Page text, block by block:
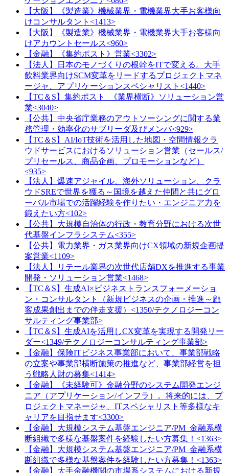
【大阪】《製造業》機械業界・電機業界大手お客様向
けコンサルタント<1413>
【大阪】《製造業》機械業界・電機業界大手お客様向
けアカウントセールス<960>
【金融】《集約ポスト》営業<3302>
【法人】日本のモノづくりの根幹をITで変える。大手
飲料業界向けSCM変革をリードするプロジェクトマネ
ージャ、アプリケーションスペシャリスト<1440>
【TC＆S】集約ポスト_《業界横断》ソリューション営
業<3040>
【公共】中央省庁業務のアウトソーシングに関する業
務管理・効率化のサブリーダ及びメンバ<929>
【TC＆S】AI/IoT技術を活用した地図・空間情報クラ
ウドサービスにおけるソリューション営業（セールス/
プリセールス、商品企画、プロモーションなど）
<935>
【法人】爆速アジャイル、海外ソリューション、クラ
ウドSREで世界を獲る～国境を越えた仲間と共にグロ
ーバル市場での活躍経験を作りたい・エンジニア力を
鍛えたい方<102>
【公共】大規模自治体の行政・教育分野における次世
代基盤インフラシステム<355>
【公共】電力業界・ガス業界向けCX領域の新規企画提
案営業<1109>
【法人】リテール業界の次世代店舗DXを推進する事業
開発・ソリューション営業<1468>
【TC＆S】生成AI×ビジネストランスフォーメーショ
ン・コンサルタント（新規ビジネスの企画・推進～顧
客成果創出までの伴走支援）<1350/テクノロジーコン
サルティング事業部>
【TC＆S】生成AIを活用しCX変革を実現する開発リー
ダー<1349/テクノロジーコンサルティング事業部>
【金融】保険ITビジネス事業部において、事業部戦略
の立案や事業部横断施策の推進など、事業部経営を担
う戦略人財の募集<1414>
【金融】《未経験可》金融分野のシステム開発エンジ
ニア（アプリケーション/インフラ）。将来的には、プ
ロジェクトマネージャ、ITスペシャリスト等多様なキ
ャリアを目指せます<3300>
【金融】大規模システム基盤エンジニア/PM_金融系横
断組織で多様な基盤案件を経験したい方募集！<1363>
【金融】大規模システム基盤エンジニア/PM_金融系横
断組織で多様な基盤案件を経験したい方募集！<1363>
【金融】大手金融機関の市場系システムにおける新規